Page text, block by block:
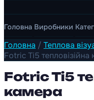
Головна Виробники
Головна / Теплова
Fotric Ti5 тепловізійна
Fotric Ti5
камера